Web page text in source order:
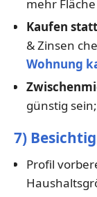
mehr
Kaufen
& Zinsen
Wohnung
günstig
7)
Profil